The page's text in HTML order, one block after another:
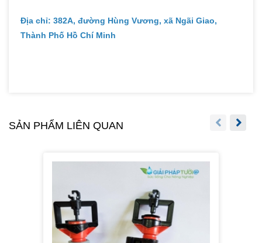
Địa chỉ: 382A, đường Hùng Vương, xã Ngãi Giao,
Thành Phố Hồ Chí Minh
SẢN PHẨM LIÊN QUAN